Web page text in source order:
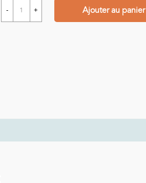
- + Ajouter au panier